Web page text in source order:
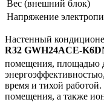
Вес (внешний блок)
Напряжение
Настенный
R32 GWH24ACE-K6
помещения, площадью
время и тихой работой.
помещения, а также